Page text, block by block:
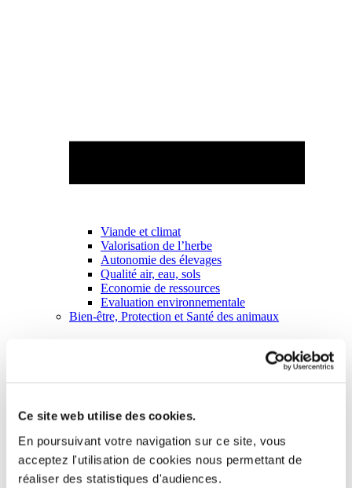
Ce site web utilise des cookies.
En poursuivant votre navigation sur ce site, vous
acceptez l'utilisation de cookies nous permettant de
réaliser des statistiques d'audiences.
Viande et climat
Valorisation de l’herbe
Autonomie des élevages
Qualité air, eau, sols
Economie de ressources
Evaluation environnementale
Bien-être, Protection et Santé des animaux